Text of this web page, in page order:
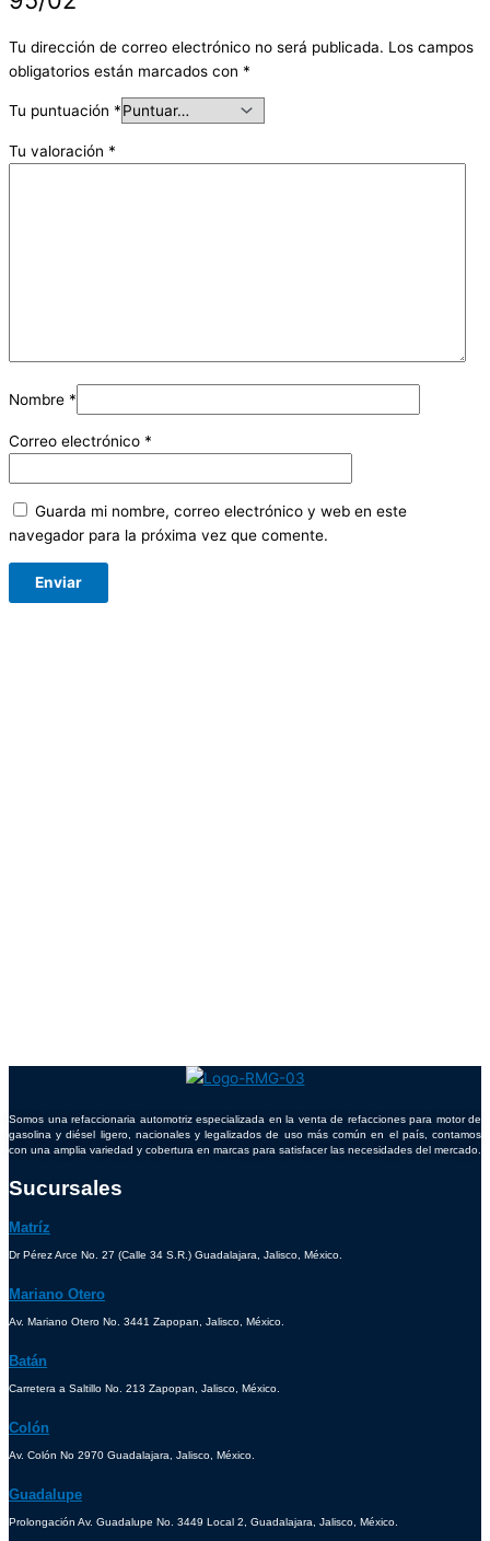
Tu dirección de correo electrónico no será publicada. Los campos
obligatorios están marcados con *
Tu puntuación *
Tu valoración *
Nombre *
Correo electrónico *
Guarda mi nombre, correo electrónico y web en este
navegador para la próxima vez que comente.
Somos una refaccionaria automotriz especializada en la venta de refacciones para motor de
gasolina y diésel ligero, nacionales y legalizados de uso más común en el país, contamos
con una amplia variedad y cobertura en marcas para satisfacer las necesidades del mercado.
Sucursales
Matríz
Dr Pérez Arce No. 27 (Calle 34 S.R.) Guadalajara, Jalisco, México.
Mariano Otero
Av. Mariano Otero No. 3441 Zapopan, Jalisco, México.
Batán
Carretera a Saltillo No. 213 Zapopan, Jalisco, México.
Colón
Av. Colón No 2970 Guadalajara, Jalisco, México.
Guadalupe
Prolongación Av. Guadalupe No. 3449 Local 2, Guadalajara, Jalisco, México.